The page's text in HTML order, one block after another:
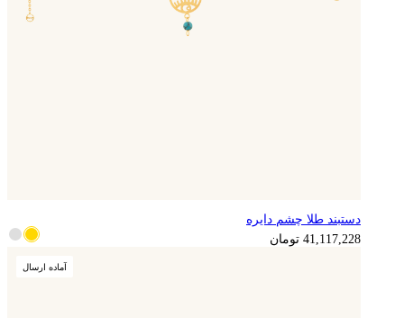
دستبند طلا چشم دایره
41,117,228 تومان
آماده ارسال